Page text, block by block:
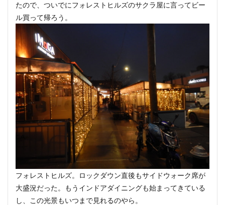
たので、ついでにフォレストヒルズのサクラ屋に言ってビー
ル買って帰ろう。
フォレストヒルズ。ロックダウン直後もサイドウォーク席が
大盛況だった。もうインドアダイニングも始まってきている
し、この光景もいつまで見れるのやら。